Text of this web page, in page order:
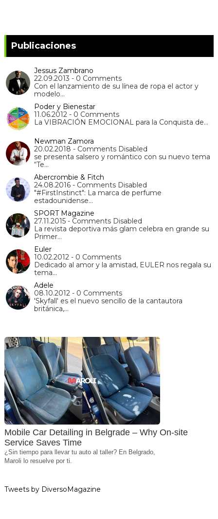
Publicaciones
Jessus Zambrano
22.09.2013 - 0 Comments
Con el lanzamiento de su línea de ropa el actor y
modelo…
Poder y Bienestar
11.06.2012 - 0 Comments
La VIBRACIÓN EMOCIONAL para la Conquista de…
Newman Zamora
20.02.2018 - Comments Disabled
se presenta salsero y romántico con su nuevo tema
“Te…
Abercrombie & Fitch
24.08.2016 - Comments Disabled
"#FirstInstinct": La marca de perfume
estadounidense…
SPORT Magazine
27.11.2015 - Comments Disabled
La revista deportiva más glam celebra en grande su
Primer…
Euler
10.02.2012 - 0 Comments
Dedicado al amor y la amistad, EULER nos regala su
tema…
Adele
08.10.2012 - 0 Comments
'Skyfall' es el nuevo sencillo de la cantautora
británica,…
Mobile Car Detailing in Belgrade – Why On-site
Service Saves Time
¿Sin tiempo para llevar tu auto al taller? En Belgrado,
Maroli lo resuelve por ti.
Tweets by DiversoMagazine